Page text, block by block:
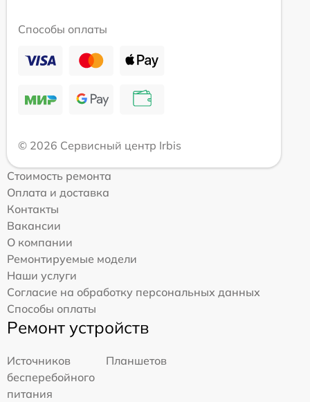
Способы оплаты
© 2026 Сервисный центр Irbis
Стоимость ремонта
Оплата и доставка
Контакты
Вакансии
О компании
Ремонтируемые модели
Наши услуги
Согласие на обработку персональных данных
Способы оплаты
Ремонт устройств
Источников
бесперебойного
питания
Планшетов